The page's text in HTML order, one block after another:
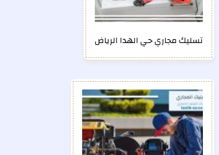
تسليك مجاري حي الهدا الرياض